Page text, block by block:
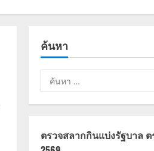
ค้นหา
ค้นหา
สำหรับ:
ตรวจสลากกินแบ่งรัฐบาล